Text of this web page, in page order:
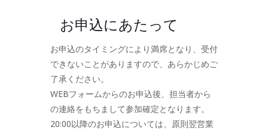
お申込にあたって
お申込のタイミングにより満席となり、受付
できないことがありますので、あらかじめご
了承ください。
WEBフォームからのお申込後、担当者から
の連絡をもちまして参加確定となります。
20:00以降のお申込については、原則翌営業